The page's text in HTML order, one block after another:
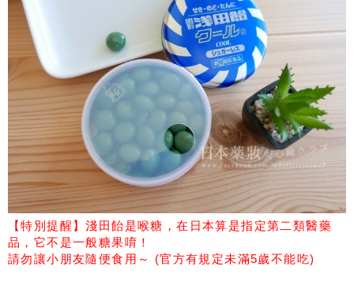
【特別提醒】淺田飴是喉糖，在日本算是指定第二類醫藥
品，它不是一般糖果唷！
請勿讓小朋友隨便食用～ (官方有規定未滿5歲不能吃)